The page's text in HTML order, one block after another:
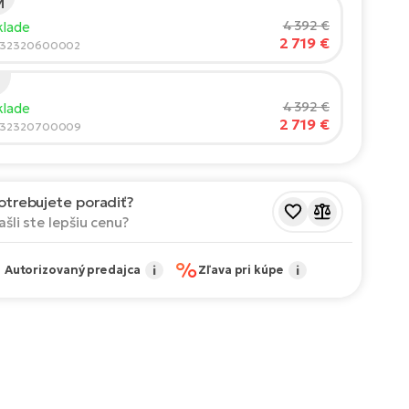
210
4 392 €
2 719 €
4 392 €
2 719 €
poradiť?
ste lepšiu cenu?
Autorizovaný predajca i %Zľava pri kúpe i